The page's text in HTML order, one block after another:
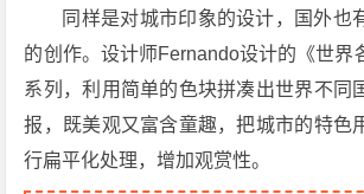
同样是对城市印象的设计，国外也
的创作。设计师Fernando设计的《世界
系列，利用简单的色块拼凑出世界不同
报，既美观又富含童趣，把城市的特色
行扁平化处理，增加观赏性。